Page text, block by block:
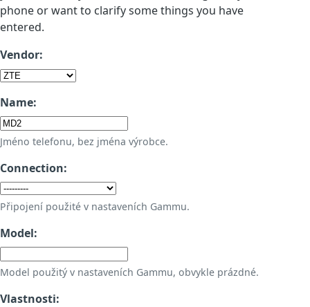
phone or want to clarify some things you have
entered.
Vendor:
Name:
Jméno telefonu, bez jména výrobce.
Connection:
Připojení použité v nastaveních Gammu.
Model:
Model použitý v nastaveních Gammu, obvykle prázdné.
Vlastnosti: